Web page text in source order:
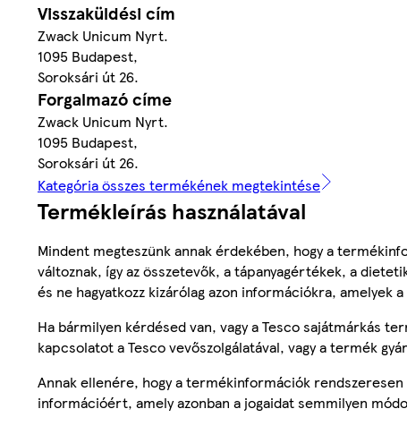
Visszaküldési cím
Zwack Unicum Nyrt.
1095 Budapest,
Soroksári út 26.
Forgalmazó címe
Zwack Unicum Nyrt.
1095 Budapest,
Soroksári út 26.
Kategória összes termékének megtekintése
Termékleírás használatával
Mindent megteszünk annak érdekében, hogy a
változnak, így az összetevők, a tápanyagértékek, a
és ne hagyatkozz kizárólag azon információkra, amelyek
Ha bármilyen kérdésed van, vagy a Tesco sajátmárkás
kapcsolatot a Tesco vevőszolgálatával, vagy a termék
Annak ellenére, hogy a termékinformációk
információért, amely azonban a jogaidat semmilyen